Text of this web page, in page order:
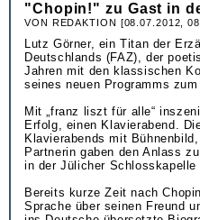
"Chopin!" zu Gast in
VON REDAKTION [08.07.2012,
Lutz Görner, ein Titan der
Deutschlands (FAZ), der
Jahren mit den klassischen
seines neuen Programms
Mit „franz liszt für alle“
Erfolg, einen Klavierabend.
Klavierabends mit
Partnerin gaben den Anlass
in der Jülicher
Bereits kurze Zeit nach
Sprache über seinen Freund